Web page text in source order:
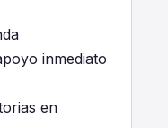
inmediato
en